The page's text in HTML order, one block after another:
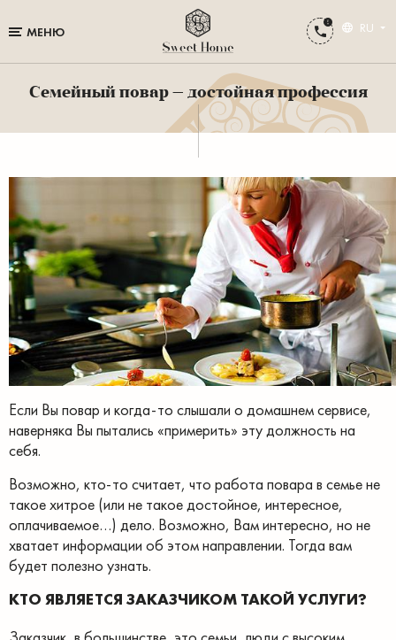
МЕНЮ RU
Семейный повар — достойная профессия
Если Вы повар и когда-то слышали о домашнем сервисе,
наверняка Вы пытались «примерить» эту должность на
себя.
Возможно, кто-то считает, что работа повара в семье не
такое хитрое (или не такое достойное, интересное,
оплачиваемое…) дело. Возможно, Вам интересно, но не
хватает информации об этом направлении. Тогда вам
будет полезно узнать.
КТО ЯВЛЯЕТСЯ ЗАКАЗЧИКОМ ТАКОЙ УСЛУГИ?